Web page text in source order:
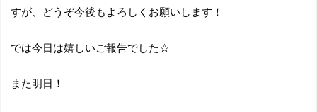
すが、どうぞ今後もよろしくお願いします！
では今日は嬉しいご報告でした☆
また明日！